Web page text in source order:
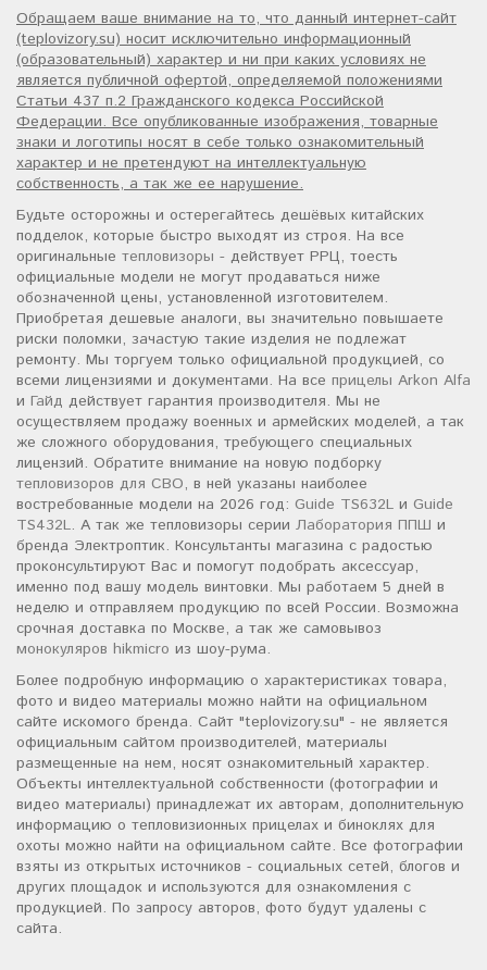
Обращаем ваше внимание на то, что данный интернет-сайт
(teplovizory.su) носит исключительно информационный
(образовательный) характер и ни при каких условиях не
является публичной офертой, определяемой положениями
Статьи 437 п.2 Гражданского кодекса Российской
Федерации. Все опубликованные изображения, товарные
знаки и логотипы носят в себе только ознакомительный
характер и не претендуют на интеллектуальную
собственность, а так же ее нарушение.
Будьте осторожны и остерегайтесь дешёвых китайских
подделок, которые быстро выходят из строя. На все
оригинальные тепловизоры - действует РРЦ, тоесть
официальные модели не могут продаваться ниже
обозначенной цены, установленной изготовителем.
Приобретая дешевые аналоги, вы значительно повышаете
риски поломки, зачастую такие изделия не подлежат
ремонту. Мы торгуем только официальной продукцией, со
всеми лицензиями и документами. На все прицелы Arkon Alfa
и Гайд действует гарантия производителя. Мы не
осуществляем продажу военных и армейских моделей, а так
же сложного оборудования, требующего специальных
лицензий. Обратите внимание на новую подборку
тепловизоров для СВО, в ней указаны наиболее
востребованные модели на 2026 год: Guide TS632L и Guide
TS432L. А так же тепловизоры серии Лаборатория ППШ и
бренда Электроптик. Консультанты магазина с радостью
проконсультируют Вас и помогут подобрать аксессуар,
именно под вашу модель винтовки. Мы работаем 5 дней в
неделю и отправляем продукцию по всей России. Возможна
срочная доставка по Москве, а так же самовывоз
монокуляров hikmicro из шоу-рума.
Более подробную информацию о характеристиках товара,
фото и видео материалы можно найти на официальном
сайте искомого бренда. Сайт "teplovizory.su" - не является
официальным сайтом производителей, материалы
размещенные на нем, носят ознакомительный характер.
Объекты интеллектуальной собственности (фотографии и
видео материалы) принадлежат их авторам, дополнительную
информацию о тепловизионных прицелах и биноклях для
охоты можно найти на официальном сайте. Все фотографии
взяты из открытых источников - социальных сетей, блогов и
других площадок и используются для ознакомления с
продукцией. По запросу авторов, фото будут удалены с
сайта.